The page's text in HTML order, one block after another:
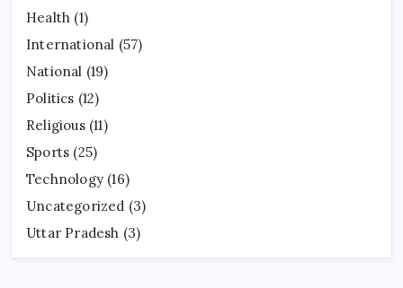
Health (1)
International (57)
National (19)
Politics (12)
Religious(11)
Sports (25)
Technology (16)
Uncategorized (3)
Uttar Pradesh (3)